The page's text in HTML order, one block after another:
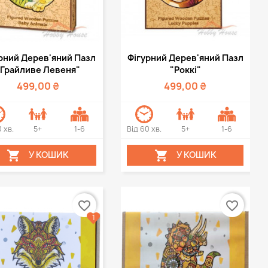
перегляд
Дерев'яний Пазл
Левеня"
499,00 ₴
хв. 5+ 1-6
 У КОШИК
Швидкий перегляд
Фігурний Дерев'яний Пазл
"Роккі"
499,00 ₴
Від 60 хв. 5+ 1-6
 У КОШИК
favorite_border
1
favorite_border